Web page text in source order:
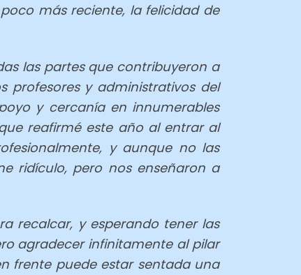
más reciente, la felicidad de
las partes que contribuyeron a
profesores y administrativos del
y cercanía en innumerables
reafirmé este año al entrar al
y aunque no las
ridículo, pero nos enseñaron a
recalcar, y esperando tener las
agradecer infinitamente al pilar
frente puede estar sentada una